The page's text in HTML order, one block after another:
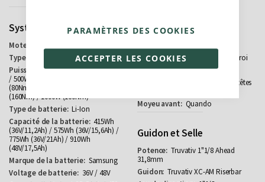
ACCEPTER LES COOKIES
PARAMÈTRES DES COOKIES
Système Électrique
Arrière / Central
250W (45Nm)
/ 500W (80Nm) / 250W (80Nm) / 350W
(80Nm) / 500W (100Nm) / 750W
(160Nm) / 1000W (160Nm)
Li-Ion
415Wh
(36V/11,2Ah) / 575Wh (36V/15,6Ah) /
775Wh (36V/21Ah) / 910Wh
(48V/17,5Ah)
Samsung
36V / 48V
Roues
Aluminium à double paroi
Kenda 27,5" x 2,125"
Acier au carbone avec têtes
Quando
Guidon et Selle
Truvativ 1"1/8 Ahead
31,8mm
Truvativ XC-AM Riserbar